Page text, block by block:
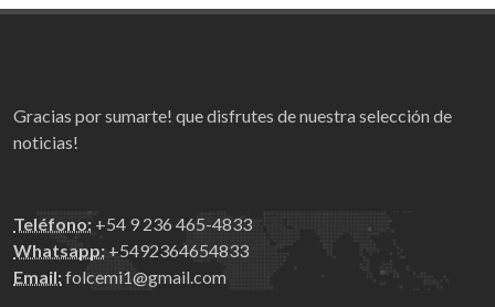
Gracias por sumarte! que disfrutes de nuestra selección de
noticias!
Teléfono: +54 9 236 465-4833
Whatsapp: +5492364654833
Email:folcemi1@gmail.com